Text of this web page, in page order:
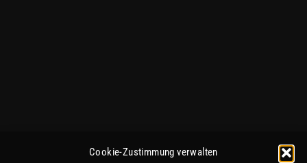
Cookie-Zustimmung verwalten